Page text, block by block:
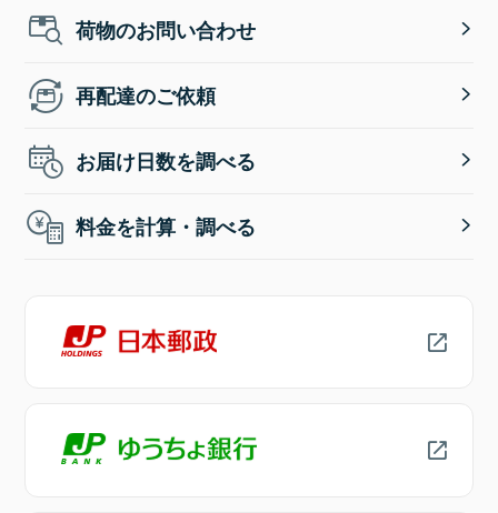
荷物のお問い合わせ
再配達のご依頼
お届け日数を調べる
料金を計算・調べる